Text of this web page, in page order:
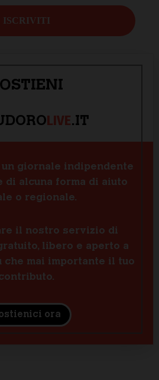
LIVE.IT
giornale indipendente
di alcuna forma di aiuto
o regionale.
il nostro servizio di
libero e aperto a
che mai importante il tuo
ora